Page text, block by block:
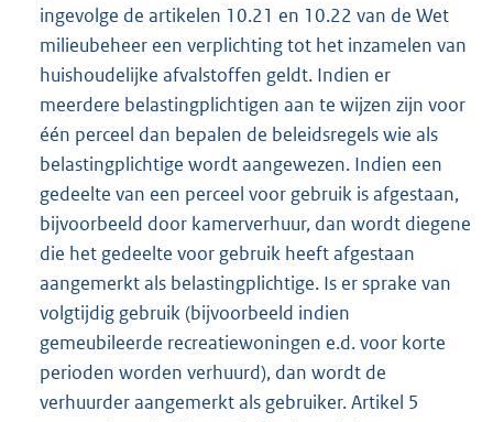
ingevolge de artikelen 10.21 en 10.22 van de Wet
milieubeheer een verplichting tot het inzamelen van
huishoudelijke afvalstoffen geldt. Indien er
meerdere belastingplichtigen aan te wijzen zijn voor
één perceel dan bepalen de beleidsregels wie als
belastingplichtige wordt aangewezen. Indien een
gedeelte van een perceel voor gebruik is afgestaan,
bijvoorbeeld door kamerverhuur, dan wordt diegene
die het gedeelte voor gebruik heeft afgestaan
aangemerkt als belastingplichtige. Is er sprake van
volgtijdig gebruik (bijvoorbeeld indien
gemeubileerde recreatiewoningen e.d. voor korte
perioden worden verhuurd), dan wordt de
verhuurder aangemerkt als gebruiker. Artikel 5